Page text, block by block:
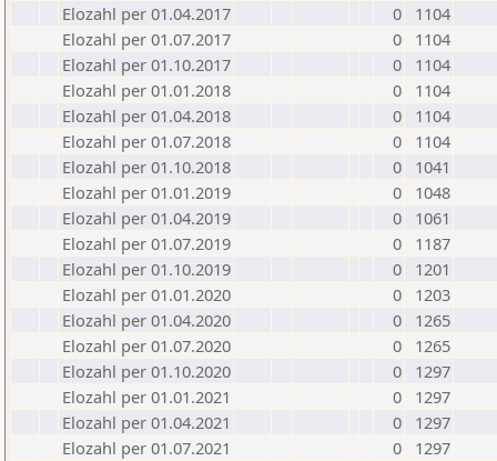
Elozahl per 01.04.2017
0
1104
Elozahl per 01.07.2017
0
1104
Elozahl per 01.10.2017
0
1104
Elozahl per 01.01.2018
0
1104
Elozahl per 01.04.2018
0
1104
Elozahl per 01.07.2018
0
1104
Elozahl per 01.10.2018
0
1041
Elozahl per 01.01.2019
0
1048
Elozahl per 01.04.2019
0
1061
Elozahl per 01.07.2019
0
1187
Elozahl per 01.10.2019
0
1201
Elozahl per 01.01.2020
0
1203
Elozahl per 01.04.2020
0
1265
Elozahl per 01.07.2020
0
1265
Elozahl per 01.10.2020
0
1297
Elozahl per 01.01.2021
0
1297
Elozahl per 01.04.2021
0
1297
Elozahl per 01.07.2021
0
1297